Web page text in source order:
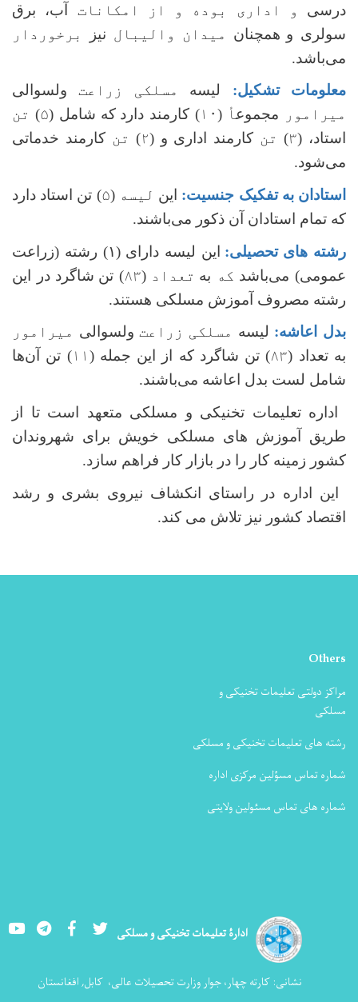
درسی و اداری بوده و از امکانات آب، برق
سولری و همچنان میدان والیبال نیز
برخوردار
می‌باشد.
معلومات تشکیل: لیسه مسلکی زراعتولسوالی
میرامور
مجموعأ (۱۰) کارمند دارد که شامل (۵) تن
استاد، (۳) تن کارمند اداری و (۲) تن کارمند خدماتی
می‌شود.
استادان به تفکیک جنسیت: این لیسه (۵) تن استاد دارد
که تمام استادان آن ذکور می‌باشند.
رشته های تحصیلی:
این لیسه دارای (۱) رشته (زراعت
عمومی) می‌باشد که به تعداد (۸۳) تن شاگرددر این
رشته مصروف آموزش‌ مسلکی هستند.
بدل اعاشه: لیسه مسلکی زراعتولسوالی میرامور
به تعداد (۸۳) تن شاگرد که از این جمله ( ۱۱) تن آن‌ها
شامل لست بدل اعاشه می‌باشند.
اداره تعلیمات تخنیکی و مسلکی متعهد است تا از
طریق آموزش های مسلکی خویش برای شهروندان
کشور زمینه کار را در بازار کار فراهم سازد.
این اداره در راستای انکشاف نیروی بشری و رشد
اقتصاد کشور نیز تلاش می کند.
Others
مراکز دولتی تعلیمات تخنیکی و
مسلکی
رشته های تعلیمات تخنیکی و مسلکی
شماره تماس مسؤلین مرکزی اداره
شماره های تماس مسئولین ولایتی
ادارۀ تعلیمات تخنیکی و مسلکی YoutubeLinkedInFacebook Twitter
نشانی: کارته چهار، جوار وزارت تحصیلات عالی، کابل, افغانستان